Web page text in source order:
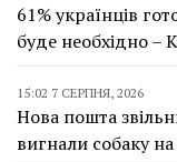
61% українців
буде необхідно –
15:02 7 СЕРПНЯ, 2026
Нова пошта
вигнали собаку